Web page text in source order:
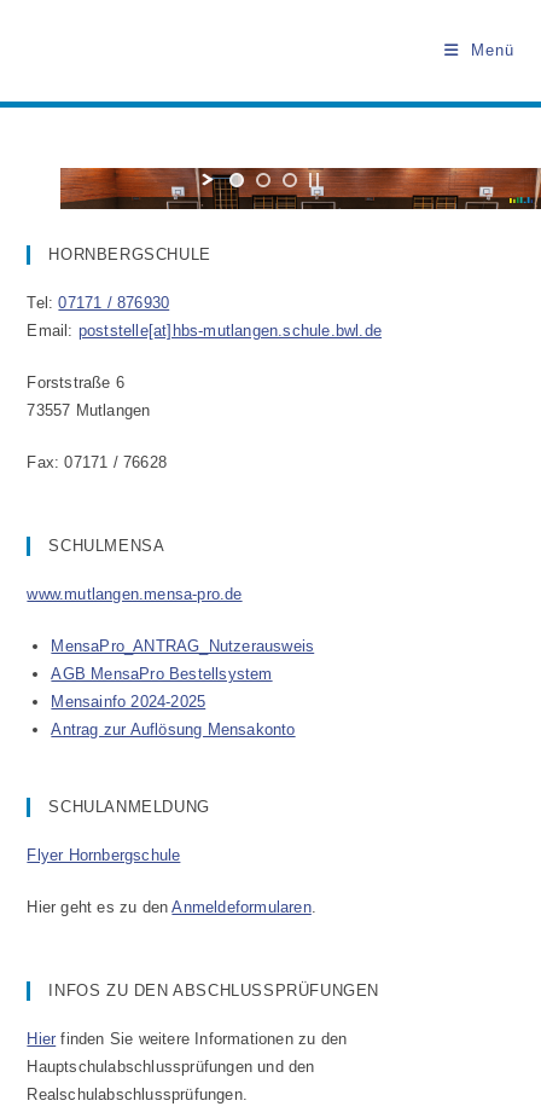
Menü
HORNBERGSCHULE
Tel:07171 / 876930
Email: poststelle[at]hbs-mutlangen.schule.bwl.de
Forststraße 6
73557 Mutlangen
Fax: 07171 / 76628
SCHULMENSA
www.mutlangen.mensa-pro.de
MensaPro_ANTRAG_Nutzerausweis
AGB MensaPro Bestellsystem
Mensainfo 2024-2025
Antrag zur Auflösung Mensakonto
SCHULANMELDUNG
Flyer Hornbergschule
Hier geht es zu denAnmeldeformularen.
INFOS ZU DEN ABSCHLUSSPRÜFUNGEN
Hier finden Sie weitere Informationen zu den
Hauptschulabschlussprüfungen und den
Realschulabschlussprüfungen.